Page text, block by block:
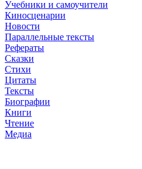
Учебники и самоучители
Киносценарии
Новости
Параллельные тексты
Рефераты
Сказки
Стихи
Цитаты
Тексты
Биографии
Книги
Чтение
Медиа